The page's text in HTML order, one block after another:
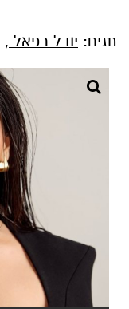
תגים: יובל רפאל ,